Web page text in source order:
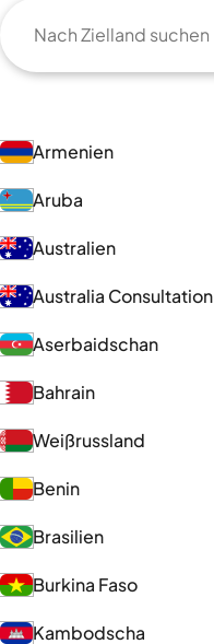
Armenien
Aruba
Australien
Australia Consultation
Aserbaidschan
Bahrain
Weißrussland
Benin
Brasilien
Burkina Faso
Kambodscha